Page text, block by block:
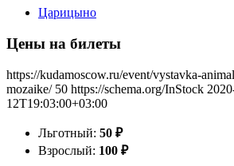
Царицыно
Цены на билеты
https://kudamoscow.ru/event/vystavka-
mozaike/ 50 https://schema.org/InStock
12T19:03:00+03:00
Льготный: 50 ₽
Взрослый: 100 ₽